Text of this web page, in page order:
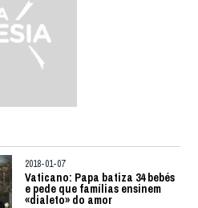
2018-01-07
Vaticano: Papa batiza 34 bebés
e pede que famílias ensinem
«dialeto» do amor